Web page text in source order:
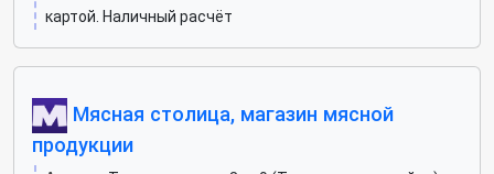
картой. Наличный расчёт
Мясная столица, магазин мясной
продукции